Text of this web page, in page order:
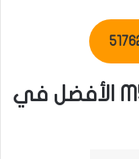
ما هو اشتراك MYHD IPTV الأفضل في